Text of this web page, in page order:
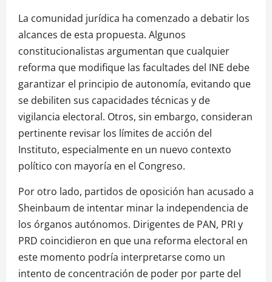
La comunidad jurídica ha comenzado a debatir los
alcances de esta propuesta. Algunos
constitucionalistas argumentan que cualquier
reforma que modifique las facultades del INE debe
garantizar el principio de autonomía, evitando que
se debiliten sus capacidades técnicas y de
vigilancia electoral. Otros, sin embargo, consideran
pertinente revisar los límites de acción del
Instituto, especialmente en un nuevo contexto
político con mayoría en el Congreso.
Por otro lado, partidos de oposición han acusado a
Sheinbaum de intentar minar la independencia de
los órganos autónomos. Dirigentes de PAN, PRI y
PRD coincidieron en que una reforma electoral en
este momento podría interpretarse como un
intento de concentración de poder por parte del